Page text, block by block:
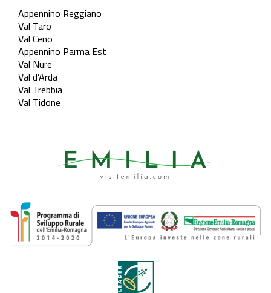
Appennino Reggiano
Val Taro
Val Ceno
Appennino Parma Est
Val Nure
Val d’Arda
Val Trebbia
Val Tidone